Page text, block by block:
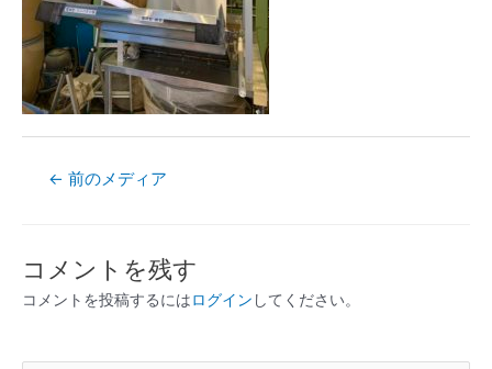
← 前のメディア
コメントを残す
コメントを投稿するにはログイン してください。